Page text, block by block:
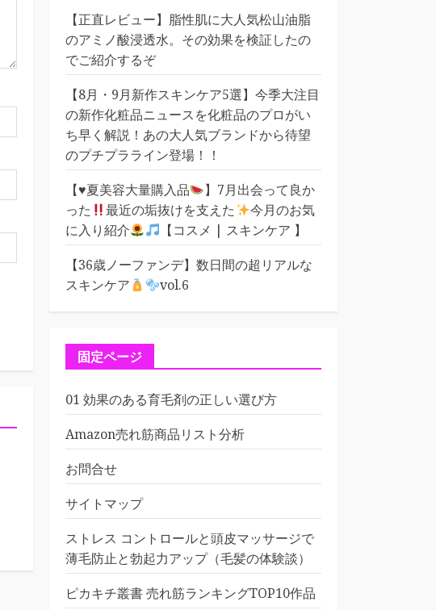
【正直レビュー】脂性肌に大人気松山油脂
のアミノ酸浸透水。その効果を検証したの
でご紹介するぞ
【8月・9月新作スキンケア5選】今季大注目
の新作化粧品ニュースを化粧品のプロがい
ち早く解説！あの大人気ブランドから待望
のプチプラライン登場！！
【♥️夏美容大量購入品
】7月出会って良か
った
最近の垢抜けを支えた
今月のお気
に入り紹介
【コスメ | スキンケア 】
【36歳ノーファンデ】数日間の超リアルな
スキンケア
vol.6
固定ページ
01 効果のある育毛剤の正しい選び方
Amazon売れ筋商品リスト分析
お問合せ
サイトマップ
ストレス コントロールと頭皮マッサージで
薄毛防止と勃起力アップ（毛髪の体験談）
ピカキチ叢書 売れ筋ランキングTOP10作品